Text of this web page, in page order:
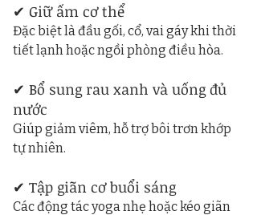
✔ Giữ ấm cơ thể
Đặc biệt là đầu gối, cổ, vai gáy khi thời
tiết lạnh hoặc ngồi phòng điều hòa.
✔ Bổ sung rau xanh và uống đủ
nước
Giúp giảm viêm, hỗ trợ bôi trơn khớp
tự nhiên.
✔ Tập giãn cơ buổi sáng
Các động tác yoga nhẹ hoặc kéo giãn